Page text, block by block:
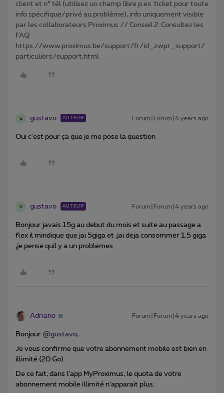
client et n° tél (utilisez un champ libre p.ex. ticket pour toute
info spécifique/privé au problème), info uniquement visible
par les collaborateurs Proximus // Conseil 2: Consultez les
FAQ
https://www.proximus.be/support/fr/id_zwpr_support/
particuliers/support.html
G gustavo AUTEUR Forum|Forum|4 years ago
Oui c'est pour ça que je me pose la question
G gustavo AUTEUR Forum|Forum|4 years ago
Bonjour javais 15g au debut du mois et suite au passage a
flex il mindique que jai 5giga et ,jai deja consommer 1.5 giga
,je pense quil y a un problemes
Adriano Forum|Forum|4 years ago
Bonjour @gustavo,
Je vous confirme que votre abonnement mobile est bien en
illimité (20 Go).
De ce fait, dans l’app MyProximus, le quota de votre
abonnement mobile illimité n’apparait plus.